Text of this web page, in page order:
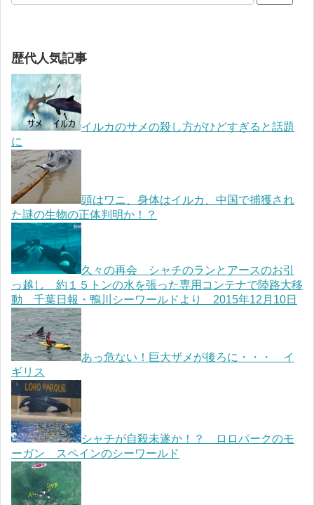
歴代人気記事
イルカのサメの殺し方がひどすぎると話題
に
頭はワニ、身体はイルカ、中国で捕獲され
た謎の生物の正体判明か！？
久々の再会 シャチのランとアースのお引
っ越し 約１５トンの水を張った専用コンテナで陸路大移
動 千葉日報・鴨川シーワールドより 2015年12月10日
あっ危ない！巨大ザメが後ろに・・・ イ
ギリス
シャチが自殺未遂か！？ ロロパークのモ
ーガン スペインのシーワールド